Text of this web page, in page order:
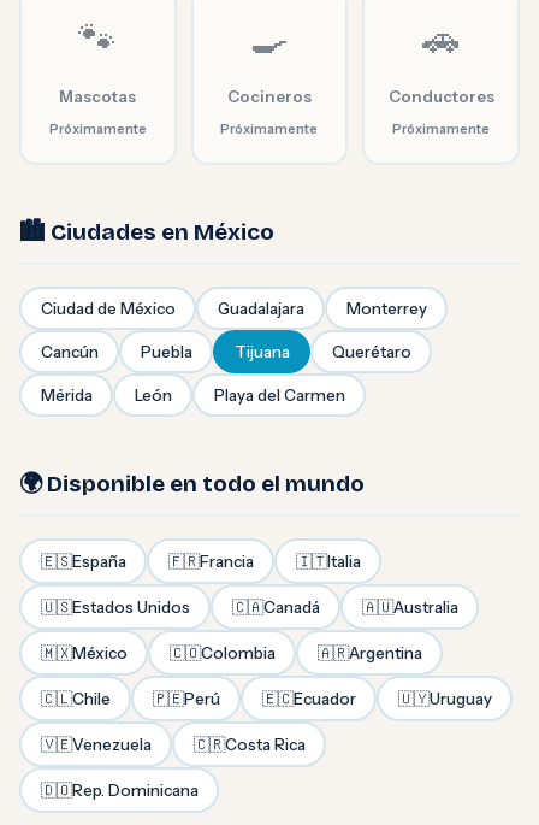
🐾
Mascotas
Próximamente
🍳
Cocineros
Próximamente
🚗
Conductores
Próximamente
🏙️ Ciudades en México
Ciudad de México Guadalajara Monterrey
Cancún Puebla Tijuana Querétaro
Mérida León Playa del Carmen
🌍 Disponible en todo el mundo
🇪🇸España 🇫🇷Francia 🇮🇹Italia
🇺🇸Estados Unidos 🇨🇦Canadá 🇦🇺Australia
🇲🇽México 🇨🇴Colombia 🇦🇷Argentina
🇨🇱Chile 🇵🇪Perú 🇪🇨Ecuador 🇺🇾Uruguay
🇻🇪Venezuela 🇨🇷Costa Rica
🇩🇴Rep. Dominicana